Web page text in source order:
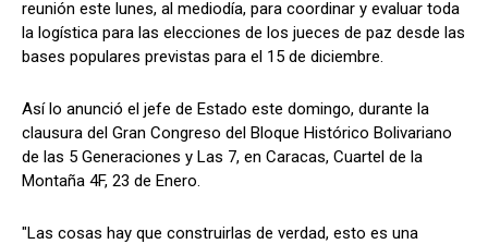
reunión este lunes, al mediodía, para coordinar y evaluar toda
la logística para las elecciones de los jueces de paz desde las
bases populares previstas para el 15 de diciembre.
Así lo anunció el jefe de Estado este domingo, durante la
clausura del Gran Congreso del Bloque Histórico Bolivariano
de las 5 Generaciones y Las 7, en Caracas, Cuartel de la
Montaña 4F, 23 de Enero.
"Las cosas hay que construirlas de verdad, esto es una